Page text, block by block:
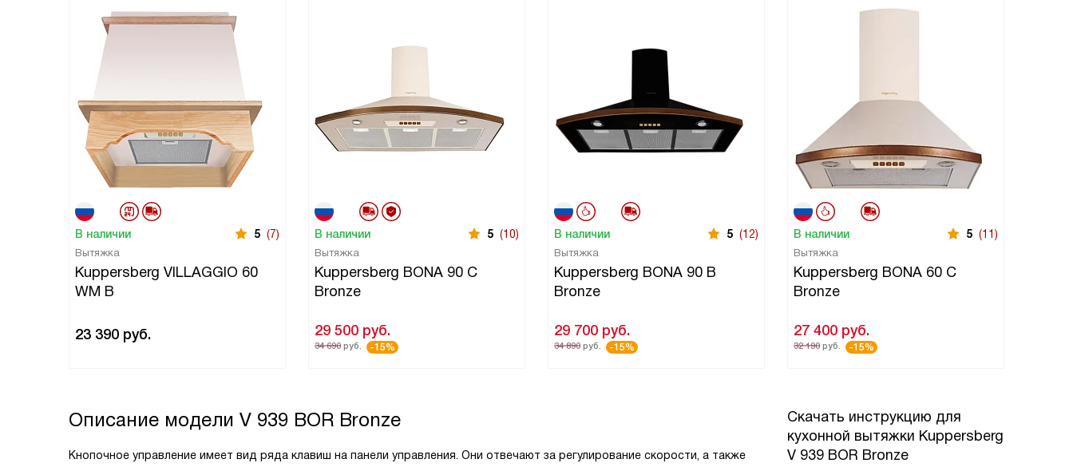
В наличии 5 (7)
Вытяжка
Kuppersberg VILLAGGIO 60
WM B
23 390 руб.
В наличии 5 (10)
Вытяжка
Kuppersberg BONA 90 C
Bronze
29 500 руб.
34 690 руб. -15%
В наличии 5 (12)
Вытяжка
Kuppersberg BONA 90 B
Bronze
29 700 руб.
34 890 руб. -15%
В наличии 5 (11)
Вытяжка
Kuppersberg BONA 60 C
Bronze
27 400 руб.
32 190 руб. -15%
Скачать инструкцию для
кухонной вытяжки Kuppersberg
V 939 BOR Bronze
Описание модели V 939 BOR Bronze
Кнопочное управление имеет вид ряда клавиш на панели управления. Они отвечают за регулирование скорости, а также